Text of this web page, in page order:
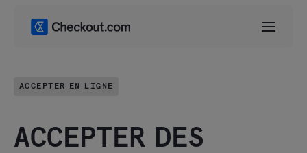
ACCEPTER EN LIGNE
ACCEPTER DES